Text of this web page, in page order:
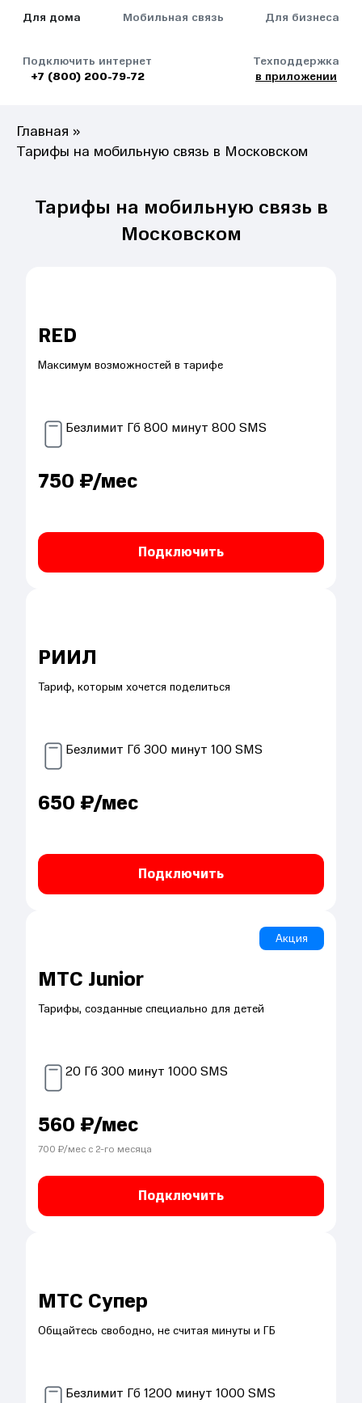
Для дома Мобильная связь Для бизнеса
Подключить интернет
+7 (800) 200-79-72
Техподдержка
в приложении
Главная »
Тарифы на мобильную связь в Московском
Тарифы на мобильную связь в
Московском
RED
Максимум возможностей в тарифе
Безлимит Гб 800 минут 800SMS
750 ₽/мес
Подключить
РИИЛ
Тариф, которым хочется поделиться
Безлимит Гб 300 минут 100SMS
650 ₽/мес
Подключить
Акция
МТС Junior
Тарифы, созданные специально для детей
20 Гб 300 минут 1000SMS
560 ₽/мес
700 ₽/мес с 2-го месяца
Подключить
МТС Супер
Общайтесь свободно, не считая минуты и ГБ
Безлимит Гб 1200 минут 1000SMS